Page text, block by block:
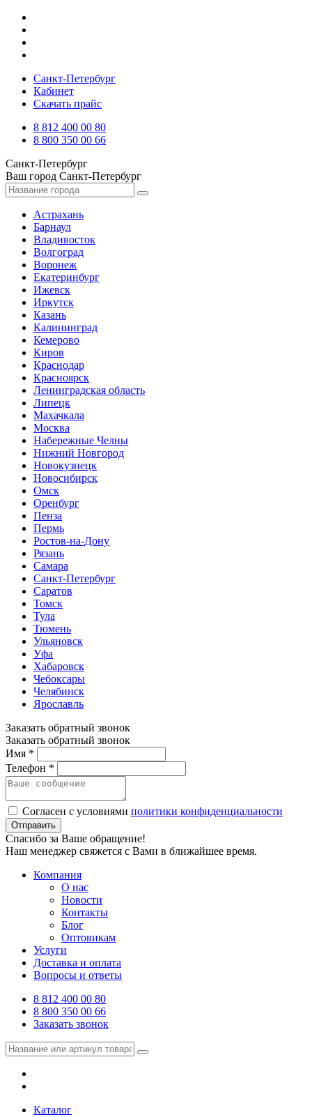
Санкт-Петербург
Кабинет
Скачать прайс
8 812 400 00 80
8 800 350 00 66
Санкт-Петербург
Ваш город Санкт-Петербург
Астрахань
Барнаул
Владивосток
Волгоград
Воронеж
Екатеринбург
Ижевск
Иркутск
Казань
Калининград
Кемерово
Киров
Краснодар
Красноярск
Ленинградская область
Липецк
Махачкала
Москва
Набережные Челны
Нижний Новгород
Новокузнецк
Новосибирск
Омск
Оренбург
Пенза
Пермь
Ростов-на-Дону
Рязань
Самара
Санкт-Петербург
Саратов
Томск
Тула
Тюмень
Ульяновск
Уфа
Хабаровск
Чебоксары
Челябинск
Ярославль
Заказать обратный звонок
Заказать обратный звонок
Имя *
Телефон *
Согласен с условиями политики конфиденциальности
Отправить
Спасибо за Ваше обращение!
Наш менеджер свяжется с Вами в ближайшее время.
Компания
О нас
Новости
Контакты
Блог
Оптовикам
Услуги
Доставка и оплата
Вопросы и ответы
8 812 400 00 80
8 800 350 00 66
Заказать звонок
Каталог